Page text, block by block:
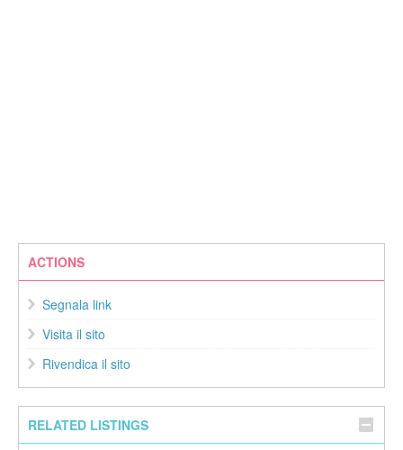
ACTIONS
Segnala link
Visita il sito
Rivendica il sito
RELATED LISTINGS